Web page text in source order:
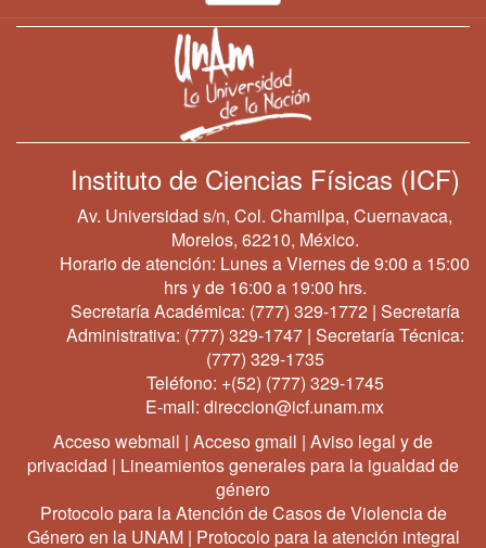
Instituto de Ciencias Físicas (ICF)
Av. Universidad s/n, Col. Chamilpa, Cuernavaca,
Morelos, 62210, México.
Horario de atención: Lunes a Viernes de 9:00 a 15:00
hrs y de 16:00 a 19:00 hrs.
Secretaría Académica: (777) 329-1772 | Secretaría
Administrativa: (777) 329-1747| Secretaría Técnica:
(777) 329-1735
Teléfono: +(52) (777) 329-1745
E-mail: direccion@icf.unam.mx
Acceso webmail | Acceso gmail | Aviso legal y de
privacidad | Lineamientos generales para la igualdad de
género
Protocolo para la Atención de Casos de Violencia de
Género en la UNAM| Protocolo para la atención integral